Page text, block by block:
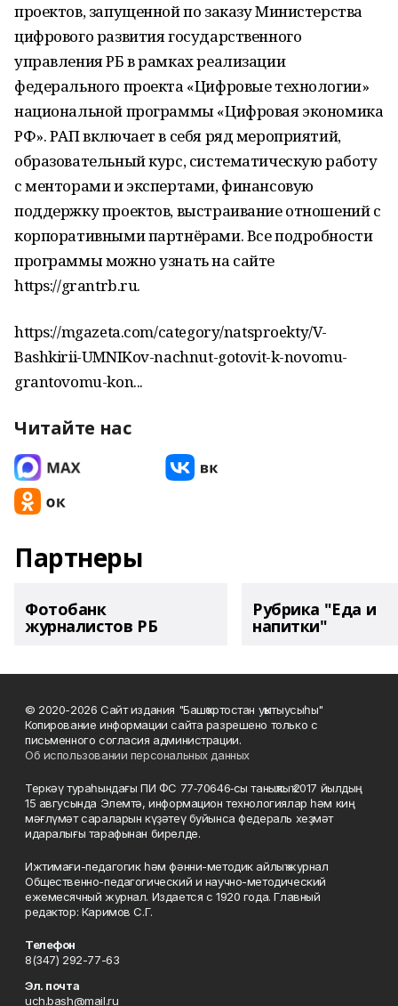
проектов, запущенной по заказу Министерства
цифрового развития государственного
управления РБ в рамках реализации
федерального проекта «Цифровые технологии»
национальной программы «Цифровая экономика
РФ». РАП включает в себя ряд мероприятий,
образовательный курс, систематическую работу
с менторами и экспертами, финансовую
поддержку проектов, выстраивание отношений с
корпоративными партнёрами. Все подробности
программы можно узнать на сайте
https://grantrb.ru.
https://mgazeta.com/category/natsproekty/V-
Bashkirii-UMNIKov-nachnut-gotovit-k-novomu-
grantovomu-kon...
Читайте нас
Партнеры
Фотобанк
журналистов РБ
Рубрика "Еда и
напитки"
© 2020-2026 Сайт издания "Башҡортостан уҡытыусыһы"
Копирование информации сайта разрешено только с
письменного согласия администрации.
Об использовании персональных данных
Теркәү тураһындағы ПИ ФС 77‑70646‑сы таныҡлыҡ 2017 йылдың
15 авгусында Элемтә, информацион технологиялар һәм киң
мәғлүмәт сараларын күҙәтеү буйынса федераль хеҙмәт
идаралығы тарафынан бирелде.
Ижтимағи-педагогик һәм фәнни-методик айлыҡ журнал
Общественно-педагогический и научно-методический
ежемесячный журнал. Издается с 1920 года. Главный
редактор: Каримов С.Г.
Телефон
8(347) 292-77-63
Эл. почта
uch.bash@mail.ru